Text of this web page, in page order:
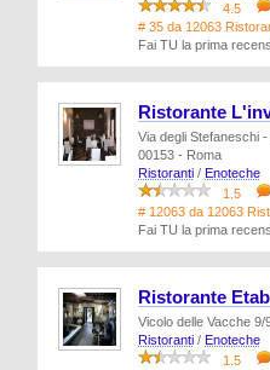
4.5
# 35 da 12063
Fai TU la prima
Ristorante
Via degli Stefaneschi
00153 - Roma
Ristoranti / Enoteche
1.5
# 12063 da 12063
Fai TU la prima
Ristorante
Vicolo delle Vacche
Ristoranti / Enoteche
1.5